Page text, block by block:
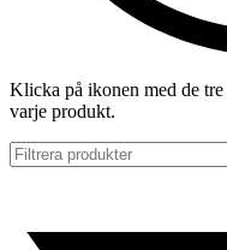
Klicka på ikonen med de
varje produkt.